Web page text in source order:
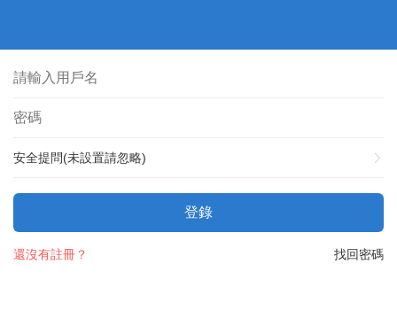
安全提問(未設置請忽略)
登錄
找回密碼
還沒有註冊？